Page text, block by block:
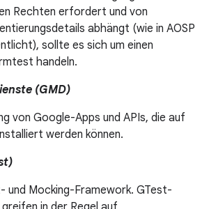
Rechten erfordert und von
abhängt (wie in AOSP
sollte es sich um einen
handeln.
(GMD)
von Google-Apps und APIs, die auf
werden können.
und Mocking-Framework. GTest-